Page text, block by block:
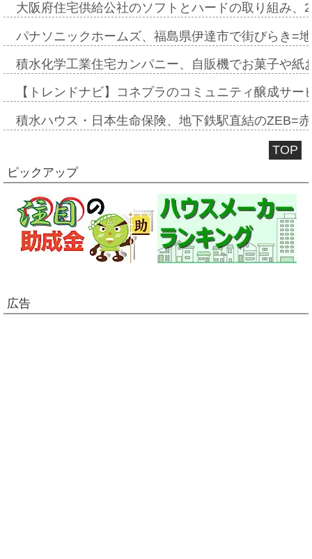
大阪府住宅供給公社のソフトとハードの取り組み
パナソニックホームズ、福島県伊達市で街びらき=
積水化学工業住宅カンパニー、自販機でお菓子や
【トレンドナビ】コネプラのコミュニティ醸成サ
積水ハウス・日本生命保険、地下鉄駅直結のZEB=
TOP
ピックアップ
広告